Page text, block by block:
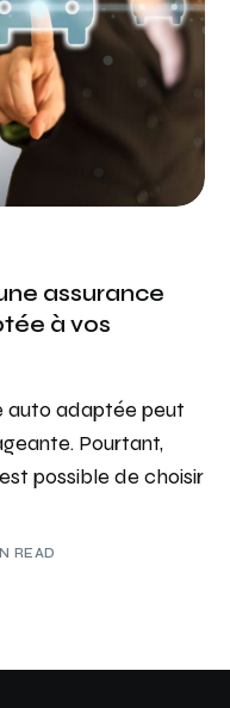
assurance
à vos
auto adaptée peut
Pourtant,
possible de choisir
READ